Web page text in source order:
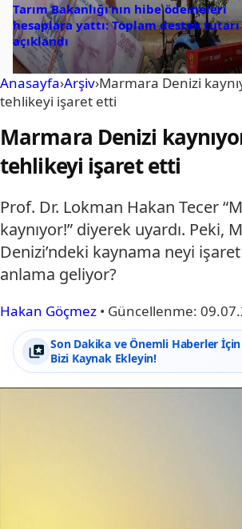
Tarım Bakanlığı’nın hibe ödemeleri
hesaplara yattı: Toplam destek tutarı
açıklandı
Anasayfa›Arşiv›Marmara Denizi
tehlikeyi işaret etti
Marmara Denizi
tehlikeyi işaret etti
Prof. Dr. Lokman Hakan Tecer
kaynıyor!” diyerek uyardı. Peki,
Denizi’ndeki kaynama neyi
anlama geliyor?
Hakan Göçmez • Güncellenme:
Son Dakika ve Önemli Haberler
Bizi Kaynak Ekleyin!